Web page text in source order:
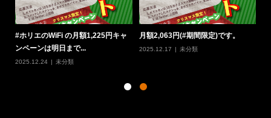
#ホリエのWiFi の月額1,225円キャ
ンペーンは明日まで...
2025.12.24 未分類
月額2,063円(#期間限定)です。
2025.12.17 未分類